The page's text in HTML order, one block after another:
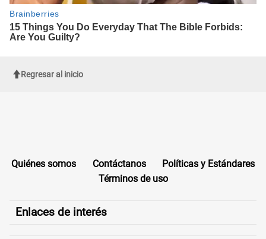
Regresar al inicio
Quiénes somos Contáctanos
Políticas y Estándares
Términos de uso
Enlaces de interés